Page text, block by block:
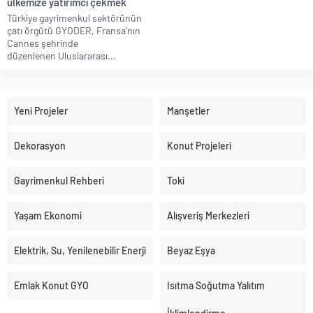
Türkiye gayrimenkul sektörünün
çatı örgütü GYODER, Fransa’nın
Cannes şehrinde
düzenlenen Uluslararası...
Yeni Projeler Manşetler
Dekorasyon Konut Projeleri
Gayrimenkul Rehberi Toki
Yaşam Ekonomi Alışveriş Merkezleri
Elektrik, Su, Yenilenebilir Enerji Beyaz Eşya
Emlak Konut GYO Isıtma Soğutma Yalıtım